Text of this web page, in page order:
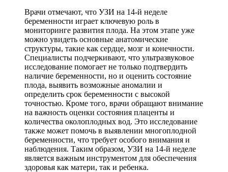
Врачи отмечают, что УЗИ на 14-й неделе
беременности играет ключевую роль в
мониторинге развития плода. На этом этапе уже
можно увидеть основные анатомические
структуры, такие как сердце, мозг и конечности.
Специалисты подчеркивают, что ультразвуковое
исследование помогает не только подтвердить
наличие беременности, но и оценить состояние
плода, выявить возможные аномалии и
определить срок беременности с высокой
точностью. Кроме того, врачи обращают внимание
на важность оценки состояния плаценты и
количества околоплодных вод. Это исследование
также может помочь в выявлении многоплодной
беременности, что требует особого внимания и
наблюдения. Таким образом, УЗИ на 14-й неделе
является важным инструментом для обеспечения
здоровья как матери, так и ребенка.